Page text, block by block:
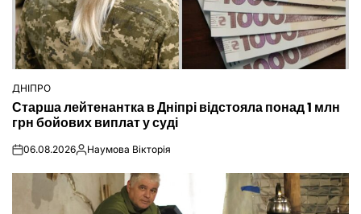
ОПУБЛІКУВАТИ
У
ДНІПРО
Старша лейтенантка в Дніпрі відстояла понад 1 млн
грн бойових виплат у суді
on06.08.2026Опубліковано
Наумова Вікторія